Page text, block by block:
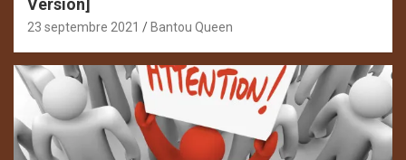
Version]
23 septembre 2021 Bantou Queen